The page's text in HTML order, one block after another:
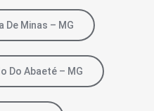
De Minas – MG
Do Abaeté – MG